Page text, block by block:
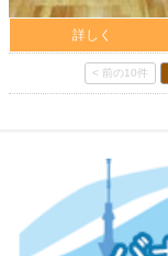
詳しく
< 前の10件